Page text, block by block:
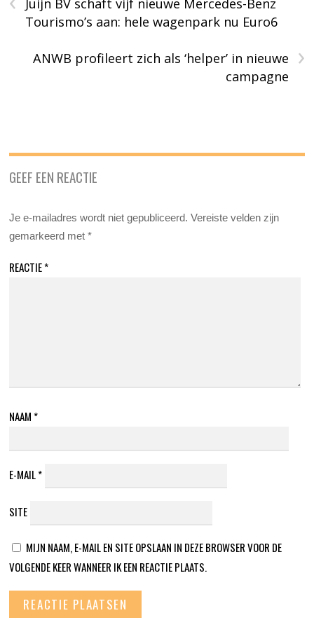
Juijn BV schaft vijf nieuwe Mercedes-Benz
Tourismo’s aan: hele wagenpark nu Euro6
›
ANWB profileert zich als ‘helper’ in nieuwe
campagne
GEEF EEN REACTIE
Je e-mailadres wordt niet gepubliceerd. Vereiste velden zijn
gemarkeerd met*
REACTIE*
NAAM *
E-MAIL*
SITE
MIJN NAAM, E-MAIL EN SITE OPSLAAN IN DEZE BROWSER VOOR DE
VOLGENDE KEER WANNEER IK EEN REACTIE PLAATS.